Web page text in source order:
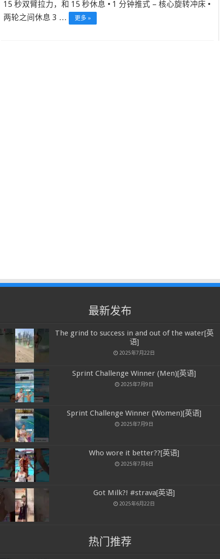
15 秒双臂拉力，和 15 秒休息 • 1 分钟推式 – 核心旋转冲床 •
两轮之间休息 3 …
更多 »
最新发布
The grind to success in and out of the water[英
语]
2025年7月22日
Sprint Challenge Winner (Men)[英语]
2025年7月9日
Sprint Challenge Winner (Women)[英语]
2025年7月9日
Who wore it better??[英语]
2025年7月6日
Got Milk?! #strava[英语]
2025年6月22日
热门推荐